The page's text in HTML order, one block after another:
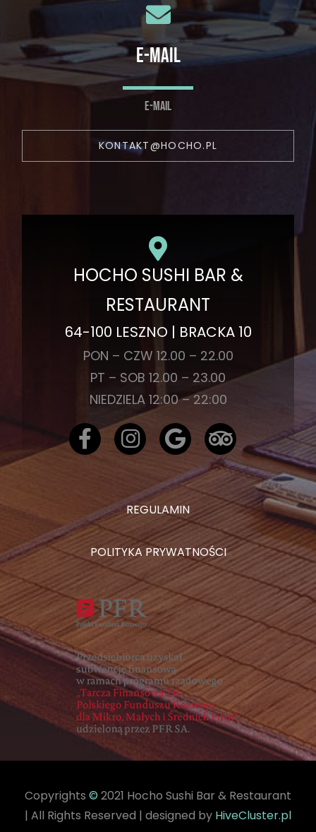
E-MAIL
E-MAIL
KONTAKT@HOCHO.PL
HOCHO SUSHI BAR &
RESTAURANT
64-100 LESZNO | BRACKA 10
PON – CZW 12.00 – 22.00
PT – SOB 12.00 – 23.00
NIEDZIELA 12:00 – 22:00
REGULAMIN
POLITYKA PRYWATNOŚCI
Copyrights © 2021 Hocho Sushi Bar & Restaurant
| All Rights Reserved | designed by HiveCluster.pl